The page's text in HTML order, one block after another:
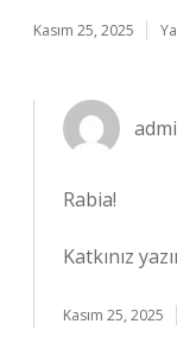
Kasım 25, 2025
Rabia!
Katkınız
Kasım 25, 2025